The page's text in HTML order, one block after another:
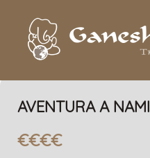
Inici / Destinacions /
AVENTURA A
€€€€